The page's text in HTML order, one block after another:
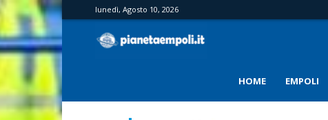
lunedì, Agosto 10, 2026
HOME EMPOLI